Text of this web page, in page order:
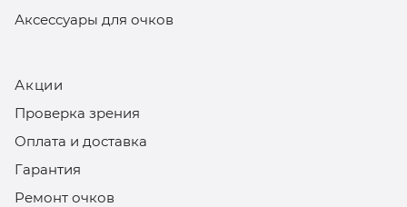
Аксессуары для очков
Акции
Проверка зрения
Оплата и доставка
Гарантия
Ремонт очков